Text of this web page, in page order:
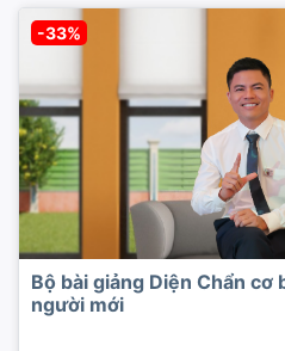
-33%
Bộ bài giảng Diện Chẩn cơ
người mới